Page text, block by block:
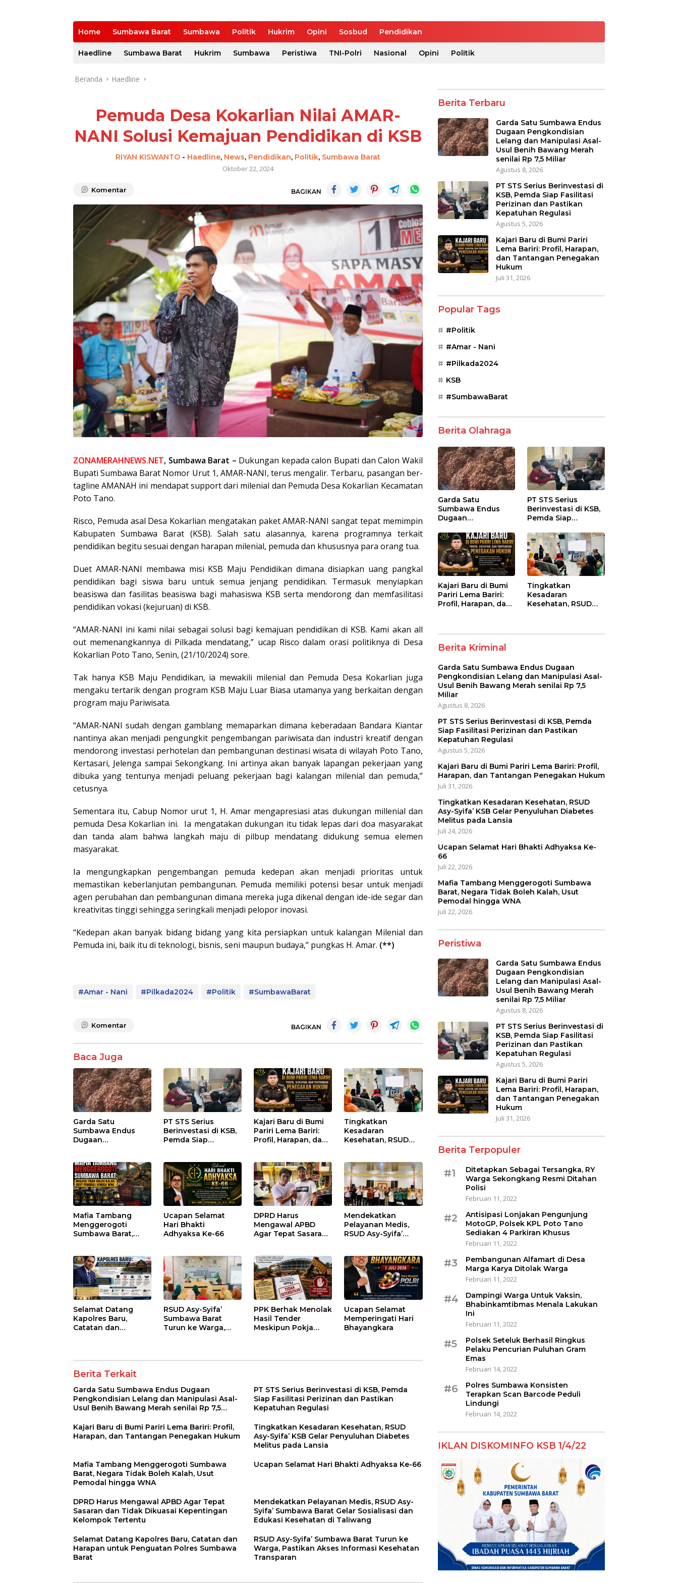
Home Sumbawa Barat Sumbawa Politik Hukrim Opini Sosbud Pendidikan
Haedline Sumbawa Barat Hukrim Sumbawa Peristiwa TNI-Polri Nasional Opini Politik
Beranda Haedline
Pemuda Desa Kokarlian Nilai AMAR-
NANI Solusi Kemajuan Pendidikan di KSB
RIYAN KISWANTO- Haedline, News, Pendidikan, Politik, Sumbawa Barat
Oktober 22, 2024
Komentar BAGIKAN
ZONAMERAHNEWS.NET, Sumbawa Barat – Dukungan kepada calon Bupati dan Calon Wakil
Bupati Sumbawa Barat Nomor Urut 1, AMAR-NANI, terus mengalir. Terbaru, pasangan ber-
tagline AMANAH ini mendapat support dari milenial dan Pemuda Desa Kokarlian Kecamatan
Poto Tano.
Risco, Pemuda asal Desa Kokarlian mengatakan paket AMAR-NANI sangat tepat memimpin
Kabupaten Sumbawa Barat (KSB). Salah satu alasannya, karena programnya terkait
pendidikan begitu sesuai dengan harapan milenial, pemuda dan khususnya para orang tua.
Duet AMAR-NANI membawa misi KSB Maju Pendidikan dimana disiapkan uang pangkal
pendidikan bagi siswa baru untuk semua jenjang pendidikan. Termasuk menyiapkan
beasiswa dan fasilitas beasiswa bagi mahasiswa KSB serta mendorong dan memfasilitasi
pendidikan vokasi (kejuruan) di KSB.
“AMAR-NANI ini kami nilai sebagai solusi bagi kemajuan pendidikan di KSB. Kami akan all
out memenangkannya di Pilkada mendatang,” ucap Risco dalam orasi politiknya di Desa
Kokarlian Poto Tano, Senin, (21/10/2024) sore.
Tak hanya KSB Maju Pendidikan, ia mewakili milenial dan Pemuda Desa Kokarlian juga
mengaku tertarik dengan program KSB Maju Luar Biasa utamanya yang berkaitan dengan
program maju Pariwisata.
“AMAR-NANI sudah dengan gamblang memaparkan dimana keberadaan Bandara Kiantar
nantinya akan menjadi pengungkit pengembangan pariwisata dan industri kreatif dengan
mendorong investasi perhotelan dan pembangunan destinasi wisata di wilayah Poto Tano,
Kertasari, Jelenga sampai Sekongkang. Ini artinya akan banyak lapangan pekerjaan yang
dibuka yang tentunya menjadi peluang pekerjaan bagi kalangan milenial dan pemuda,”
cetusnya.
Sementara itu, Cabup Nomor urut 1, H. Amar mengapresiasi atas dukungan millenial dan
pemuda Desa Kokarlian ini. Ia mengatakan dukungan itu tidak lepas dari doa masyarakat
dan tanda alam bahwa langkah maju di pilbup mendatang didukung semua elemen
masyarakat.
Ia mengungkapkan pengembangan pemuda kedepan akan menjadi prioritas untuk
memastikan keberlanjutan pembangunan. Pemuda memiliki potensi besar untuk menjadi
agen perubahan dan pembangunan dimana mereka juga dikenal dengan ide-ide segar dan
kreativitas tinggi sehingga seringkali menjadi pelopor inovasi.
“Kedepan akan banyak bidang bidang yang kita persiapkan untuk kalangan Milenial dan
Pemuda ini, baik itu di teknologi, bisnis, seni maupun budaya,” pungkas H. Amar. (**)
#Amar - Nani #Pilkada2024 #Politik #SumbawaBarat
Komentar BAGIKAN
Baca Juga
Garda Satu
Sumbawa Endus
Dugaan
Manipulasi Asal-Usul
Benih Bawang
Merah senilai Rp 7,5
Miliar
PT STS Serius
Berinvestasi di KSB,
Pemda Siap
Kepatuhan Regulasi
Kajari Baru di Bumi
Pariri Lema Bariri:
Profil, Harapan, dan
Tingkatkan
Kesadaran
Kesehatan, RSUD
Diabetes Melitus
pada Lansia
Mafia Tambang
Menggerogoti
Sumbawa Barat,
hingga WNA
Ucapan Selamat
Hari Bhakti
Adhyaksa Ke-66
DPRD Harus
Mengawal APBD
Agar Tepat Sasaran
Kelompok Tertentu
Mendekatkan
Pelayanan Medis,
RSUD Asy-Syifa’
Edukasi Kesehatan
di Taliwang
Selamat Datang
Kapolres Baru,
Catatan dan
RSUD Asy-Syifa’
Sumbawa Barat
Turun ke Warga,
PPK Berhak Menolak
Hasil Tender
Meskipun Pokja
Ucapan Selamat
Memperingati Hari
Bhayangkara
Berita Terkait
Garda Satu Sumbawa Endus Dugaan
Pengkondisian Lelang dan Manipulasi Asal-
Usul Benih Bawang Merah senilai Rp 7,5
PT STS Serius Berinvestasi di KSB, Pemda
Siap Fasilitasi Perizinan dan Pastikan
Kepatuhan Regulasi
Kajari Baru di Bumi Pariri Lema Bariri: Profil,
Harapan, dan Tantangan Penegakan Hukum
Tingkatkan Kesadaran Kesehatan, RSUD
Asy-Syifa’ KSB Gelar Penyuluhan Diabetes
Melitus pada Lansia
Mafia Tambang Menggerogoti Sumbawa
Barat, Negara Tidak Boleh Kalah, Usut
Pemodal hingga WNA
Ucapan Selamat Hari Bhakti Adhyaksa Ke-66
DPRD Harus Mengawal APBD Agar Tepat
Sasaran dan Tidak Dikuasai Kepentingan
Kelompok Tertentu
Mendekatkan Pelayanan Medis, RSUD Asy-
Syifa’ Sumbawa Barat Gelar Sosialisasi dan
Edukasi Kesehatan di Taliwang
Selamat Datang Kapolres Baru, Catatan dan
Harapan untuk Penguatan Polres Sumbawa
Barat
RSUD Asy-Syifa’ Sumbawa Barat Turun ke
Warga, Pastikan Akses Informasi Kesehatan
Transparan
Berita Terbaru
Garda Satu Sumbawa Endus
Dugaan Pengkondisian
Lelang dan Manipulasi Asal-
Usul Benih Bawang Merah
senilai Rp 7,5 Miliar
Agustus 8, 2026
PT STS Serius Berinvestasi di
KSB, Pemda Siap Fasilitasi
Perizinan dan Pastikan
Kepatuhan Regulasi
Agustus 5, 2026
Kajari Baru di Bumi Pariri
Lema Bariri: Profil, Harapan,
dan Tantangan Penegakan
Hukum
Juli 31, 2026
Popular Tags
#Politik
#Amar - Nani
#Pilkada2024
KSB
#SumbawaBarat
Berita Olahraga
Garda Satu
Sumbawa Endus
Dugaan
Lelang dan
Manipulasi Asal-Usul
Benih Bawang
Merah senilai Rp 7,5
Miliar
PT STS Serius
Berinvestasi di KSB,
Pemda Siap
dan Pastikan
Kepatuhan Regulasi
Kajari Baru di Bumi
Pariri Lema Bariri:
Profil, Harapan, dan
Tingkatkan
Kesadaran
Kesehatan, RSUD
Berita Kriminal
Garda Satu Sumbawa Endus Dugaan
Pengkondisian Lelang dan Manipulasi Asal-
Usul Benih Bawang Merah senilai Rp 7,5
Miliar
Agustus 8, 2026
PT STS Serius Berinvestasi di KSB, Pemda
Siap Fasilitasi Perizinan dan Pastikan
Kepatuhan Regulasi
Agustus 5, 2026
Kajari Baru di Bumi Pariri Lema Bariri: Profil,
Harapan, dan Tantangan Penegakan Hukum
Juli 31, 2026
Tingkatkan Kesadaran Kesehatan, RSUD
Asy-Syifa’ KSB Gelar Penyuluhan Diabetes
Melitus pada Lansia
Juli 24, 2026
Ucapan Selamat Hari Bhakti Adhyaksa Ke-
66
Juli 22, 2026
Mafia Tambang Menggerogoti Sumbawa
Barat, Negara Tidak Boleh Kalah, Usut
Pemodal hingga WNA
Juli 22, 2026
Peristiwa
Garda Satu Sumbawa Endus
Dugaan Pengkondisian
Lelang dan Manipulasi Asal-
Usul Benih Bawang Merah
senilai Rp 7,5 Miliar
Agustus 8, 2026
PT STS Serius Berinvestasi di
KSB, Pemda Siap Fasilitasi
Perizinan dan Pastikan
Kepatuhan Regulasi
Agustus 5, 2026
Kajari Baru di Bumi Pariri
Lema Bariri: Profil, Harapan,
dan Tantangan Penegakan
Hukum
Juli 31, 2026
Berita Terpopuler
#1
Ditetapkan Sebagai Tersangka, RY
Warga Sekongkang Resmi Ditahan
Polisi
Februari 11, 2022
#2
Antisipasi Lonjakan Pengunjung
MotoGP, Polsek KPL Poto Tano
Sediakan 4 Parkiran Khusus
Februari 11, 2022
#3
Pembangunan Alfamart di Desa
Marga Karya Ditolak Warga
Februari 11, 2022
#4
Dampingi Warga Untuk Vaksin,
Bhabinkamtibmas Menala Lakukan
Ini
Februari 11, 2022
#5
Polsek Seteluk Berhasil Ringkus
Pelaku Pencurian Puluhan Gram
Emas
Februari 14, 2022
#6
Polres Sumbawa Konsisten
Terapkan Scan Barcode Peduli
Lindungi
Februari 14, 2022
IKLAN DISKOMINFO KSB 1/4/22